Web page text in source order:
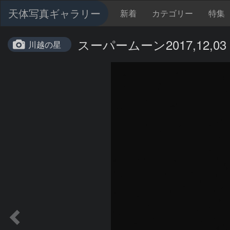
天体写真ギャラリー 新着 カテゴリー 特集
川越の星 スーパームーン2017,12,03